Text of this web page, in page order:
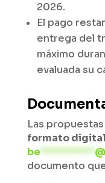
2026.
El pago
entrega del
máximo
evaluada su
Las
formato digital
be**********@
documento